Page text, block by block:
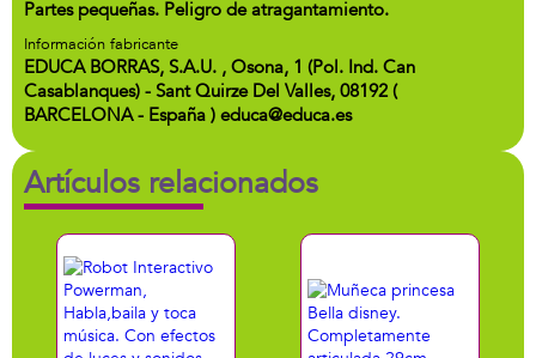
Partes pequeñas. Peligro de atragantamiento.
Información fabricante
EDUCA BORRAS, S.A.U. , Osona, 1 (Pol. Ind. Can
Casablanques) - Sant Quirze Del Valles, 08192 (
BARCELONA - España ) educa@educa.es
Artículos relacionados